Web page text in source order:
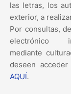
las letras, los
exterior, a
Por consultas,
electrónico
mediante
deseen acceder
AQUÍ.